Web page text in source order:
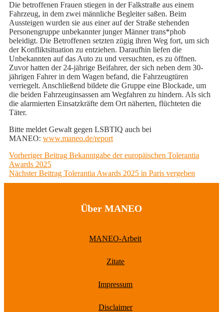
Die betroffenen Frauen stiegen in der Falkstraße aus einem
Fahrzeug, in dem zwei männliche Begleiter saßen. Beim
Aussteigen wurden sie aus einer auf der Straße stehenden
Personengruppe unbekannter junger Männer trans*phob
beleidigt. Die Betroffenen setzten zügig ihren Weg fort, um sich
der Konfliktsituation zu entziehen. Daraufhin liefen die
Unbekannten auf das Auto zu und versuchten, es zu öffnen.
Zuvor hatten der 24-jährige Beifahrer, der sich neben dem 30-
jährigen Fahrer in dem Wagen befand, die Fahrzeugtüren
verriegelt. Anschließend bildete die Gruppe eine Blockade, um
die beiden Fahrzeuginsassen am Wegfahren zu hindern. Als sich
die alarmierten Einsatzkräfte dem Ort näherten, flüchteten die
Täter.
Bitte meldet Gewalt gegen LSBTIQ auch bei
MANEO: www.maneo.de/report
Beitragsnavigation
Vorheriger Beitrag Previous
Bekanntgabe der europäischen Tolerantia
Awards 2025
Nächster Beitrag Next
post:
Tolerantia Awards 2025 in Paris vergeben
Über MANEO
MANEO-Arbeit
Zitate
Impressum
Disclaimer